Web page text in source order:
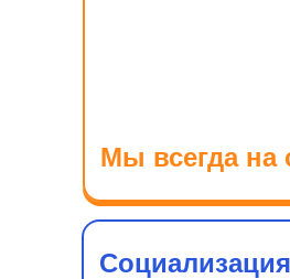
Мы всегда на